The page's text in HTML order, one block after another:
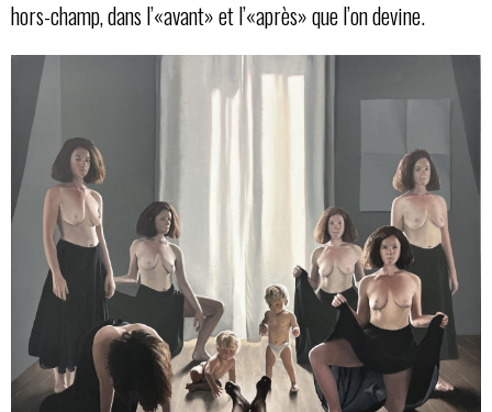
hors-champ, dans l’«avant» et l’«après» que l’on devine.